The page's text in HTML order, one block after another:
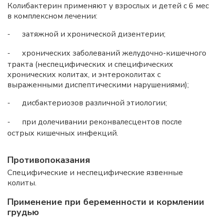
Колибактерин применяют у взрослых и детей с 6 мес
в комплексном лечении:
-
затяжной и хронической дизентерии;
-
хронических заболеваний желудочно-кишечного
тракта (неспецифических и специфических
хронических колитах, и энтероколитах с
выраженными диспептическими нарушениями);
-
дисбактериозов различной этиологии;
-
при долечивании реконвалесцентов после
острых кишечных инфекций.
Противопоказания
Специфические и неспецифические язвенные
колиты.
Применение при беременности и кормлении
грудью